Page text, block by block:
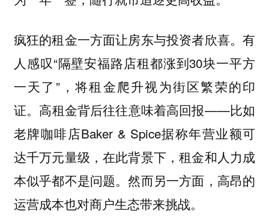
疯狂的租金一方面让房东与投资者欣喜。有
人感叹“隔壁安福路店租都涨到30块一平方
一天了”，将租金爬升视为街区繁荣的印
证。高租金背后往往意味着高回报——比如
老牌咖啡店Baker & Spice据称年营业额可
达千万元量级，在此背景下，租金和人力成
本似乎都不是问题。然而另一方面，高昂的
运营成本也对商户生态带来挑战。